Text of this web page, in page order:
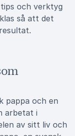
och verktyg
så att det
pappa och en
arbetat i
av sitt liv och